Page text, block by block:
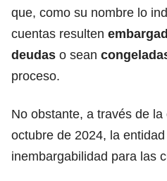
que, como su nombre lo
cuentas resulten
deudas o sean
proceso.
No obstante, a través de
octubre de 2024, la
inembargabilidad para las